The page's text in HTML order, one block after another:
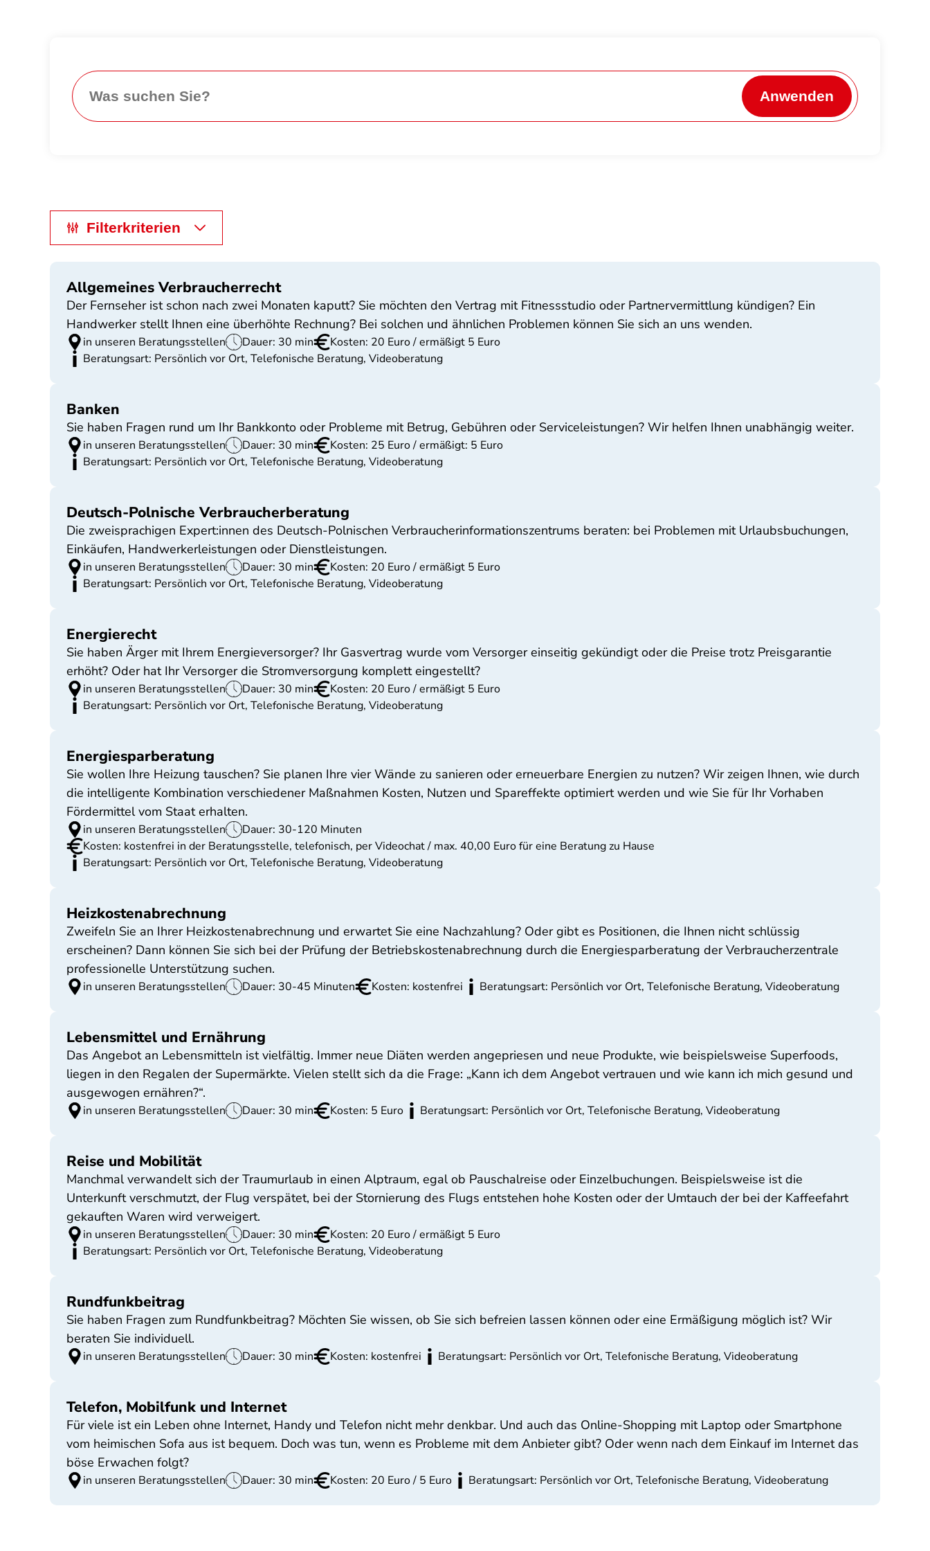
Anwenden
Filterkriterien
Allgemeines Verbraucherrecht
Der Fernseher ist schon nach zwei Monaten kaputt? Sie möchten den Vertrag mit Fitnessstudio oder Partnervermittlung kündigen? Ein
Handwerker stellt Ihnen eine überhöhte Rechnung? Bei solchen und ähnlichen Problemen können Sie sich an uns wenden.
in unseren Beratungsstellen Dauer: 30 min
Kosten: 20 Euro / ermäßigt 5 Euro
Beratungsart: Persönlich vor Ort, Telefonische Beratung, Videoberatung
Banken
Sie haben Fragen rund um Ihr Bankkonto oder Probleme mit Betrug, Gebühren oder Serviceleistungen? Wir helfen Ihnen unabhängig weiter.
in unseren Beratungsstellen Dauer: 30 min
Kosten: 25 Euro / ermäßigt: 5 Euro
Beratungsart: Persönlich vor Ort, Telefonische Beratung, Videoberatung
Deutsch-Polnische Verbraucherberatung
Die zweisprachigen Expert:innen des Deutsch-Polnischen Verbraucherinformationszentrums beraten: bei Problemen mit Urlaubsbuchungen,
Einkäufen, Handwerkerleistungen oder Dienstleistungen.
in unseren Beratungsstellen Dauer: 30 min
Kosten: 20 Euro / ermäßigt 5 Euro
Beratungsart: Persönlich vor Ort, Telefonische Beratung, Videoberatung
Energierecht
Sie haben Ärger mit Ihrem Energieversorger? Ihr Gasvertrag wurde vom Versorger einseitig gekündigt oder die Preise trotz Preisgarantie
erhöht? Oder hat Ihr Versorger die Stromversorgung komplett eingestellt?
in unseren Beratungsstellen Dauer: 30 min
Kosten: 20 Euro / ermäßigt 5 Euro
Beratungsart: Persönlich vor Ort, Telefonische Beratung, Videoberatung
Energiesparberatung
Sie wollen Ihre Heizung tauschen? Sie planen Ihre vier Wände zu sanieren oder erneuerbare Energien zu nutzen? Wir zeigen Ihnen, wie durch
die intelligente Kombination verschiedener Maßnahmen Kosten, Nutzen und Spareffekte optimiert werden und wie Sie für Ihr Vorhaben
Fördermittel vom Staat erhalten.
in unseren Beratungsstellen
Dauer: 30-120 Minuten
Kosten: kostenfrei in der Beratungsstelle, telefonisch, per Videochat / max. 40,00 Euro für eine Beratung zu Hause
Beratungsart: Persönlich vor Ort, Telefonische Beratung, Videoberatung
Heizkostenabrechnung
Zweifeln Sie an Ihrer Heizkostenabrechnung und erwartet Sie eine Nachzahlung? Oder gibt es Positionen, die Ihnen nicht schlüssig
erscheinen? Dann können Sie sich bei der Prüfung der Betriebskostenabrechnung durch die Energiesparberatung der Verbraucherzentrale
professionelle Unterstützung suchen.
in unseren Beratungsstellen Dauer: 30-45 Minuten Kosten: kostenfrei Beratungsart: Persönlich vor Ort, Telefonische Beratung, Videoberatung
Lebensmittel und Ernährung
Das Angebot an Lebensmitteln ist vielfältig. Immer neue Diäten werden angepriesen und neue Produkte, wie beispielsweise Superfoods,
liegen in den Regalen der Supermärkte. Vielen stellt sich da die Frage: „Kann ich dem Angebot vertrauen und wie kann ich mich gesund und
ausgewogen ernähren?“.
in unseren Beratungsstellen Dauer: 30 min Kosten: 5 Euro Beratungsart: Persönlich vor Ort, Telefonische Beratung, Videoberatung
Reise und Mobilität
Manchmal verwandelt sich der Traumurlaub in einen Alptraum, egal ob Pauschalreise oder Einzelbuchungen. Beispielsweise ist die
Unterkunft verschmutzt, der Flug verspätet, bei der Stornierung des Flugs entstehen hohe Kosten oder der Umtauch der bei der Kaffeefahrt
gekauften Waren wird verweigert.
in unseren Beratungsstellen Dauer: 30 min
Kosten: 20 Euro / ermäßigt 5 Euro
Beratungsart: Persönlich vor Ort, Telefonische Beratung, Videoberatung
Rundfunkbeitrag
Sie haben Fragen zum Rundfunkbeitrag? Möchten Sie wissen, ob Sie sich befreien lassen können oder eine Ermäßigung möglich ist? Wir
beraten Sie individuell.
in unseren Beratungsstellen Dauer: 30 min Kosten: kostenfrei Beratungsart: Persönlich vor Ort, Telefonische Beratung, Videoberatung
Telefon, Mobilfunk und Internet
Für viele ist ein Leben ohne Internet, Handy und Telefon nicht mehr denkbar. Und auch das Online-Shopping mit Laptop oder Smartphone
vom heimischen Sofa aus ist bequem. Doch was tun, wenn es Probleme mit dem Anbieter gibt? Oder wenn nach dem Einkauf im Internet das
böse Erwachen folgt?
in unseren Beratungsstellen Dauer: 30 min Kosten: 20 Euro / 5 Euro Beratungsart: Persönlich vor Ort, Telefonische Beratung, Videoberatung